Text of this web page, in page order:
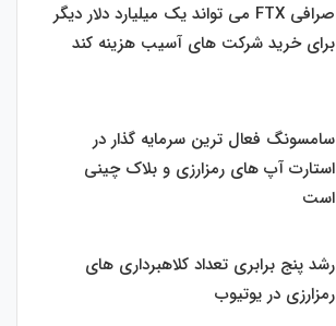
صرافی FTX می تواند یک میلیارد دلار دیگر
برای خرید شرکت های آسیب هزینه کند
سامسونگ فعال‌ ترین سرمایه‌ گذار در
استارت‌ آپ‌ های رمزارزی و بلاک چینی
است
رشد پنج برابری تعداد کلاهبرداری های
رمزارزی در یوتیوب